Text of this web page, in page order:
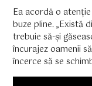
Ea acordă o
buze pline. „Există
trebuie să-și
încurajez oamenii
încerce să se